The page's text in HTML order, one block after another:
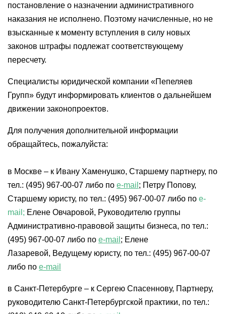
постановление о назначении административного
наказания не исполнено. Поэтому начисленные, но не
взысканные к моменту вступления в силу новых
законов штрафы подлежат соответствующему
пересчету.
Специалисты юридической компании «Пепеляев
Групп» будут информировать клиентов о дальнейшем
движении законопроектов.
Для получения дополнительной информации
обращайтесь, пожалуйста:
в Москве – к Ивану Хаменушко, Старшему партнеру, по
тел.: (495) 967-00-07 либо по e-mail ; Петру Попову,
Старшему юристу, по тел.: (495) 967-00-07 либо по e-
mail; Елене Овчаровой, Руководителю группы
Административно-правовой защиты бизнеса, по тел.:
(495) 967-00-07 либо по e-mail ; Елене
Лазаревой, Ведущему юристу, по тел.: (495) 967-00-07
либо по e-mail
в Санкт-Петербурге – к Сергею Спасеннову, Партнеру,
руководителю Санкт-Петербургской практики, по тел.: